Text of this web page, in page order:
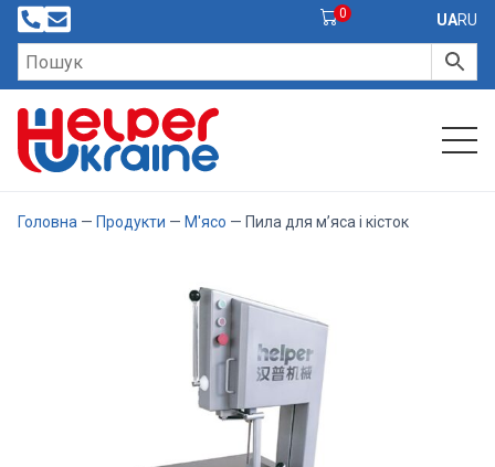
0 UARU
Головна — Продукти — М'ясо — Пила для м’яса і кісток